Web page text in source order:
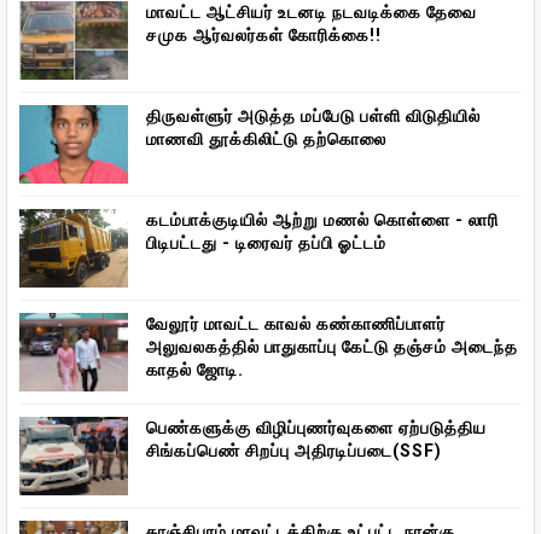
மாவட்ட ஆட்சியர் உடனடி நடவடிக்கை தேவை
சமுக ஆர்வலர்கள் கோரிக்கை!!
திருவள்ளுர் அடுத்த மப்பேடு பள்ளி விடுதியில்
மாணவி தூக்கிலிட்டு தற்கொலை
கடம்பாக்குடியில் ஆற்று மணல் கொள்ளை - லாரி
பிடிபட்டது - டிரைவர் தப்பி ஓட்டம்
வேலூர் மாவட்ட காவல் கண்காணிப்பாளர்
அலுவலகத்தில் பாதுகாப்பு கேட்டு தஞ்சம் அடைந்த
காதல் ஜோடி.
பெண்களுக்கு விழிப்புணர்வுகளை ஏற்படுத்திய
சிங்கப்பெண் சிறப்பு அதிரடிப்படை(SSF)